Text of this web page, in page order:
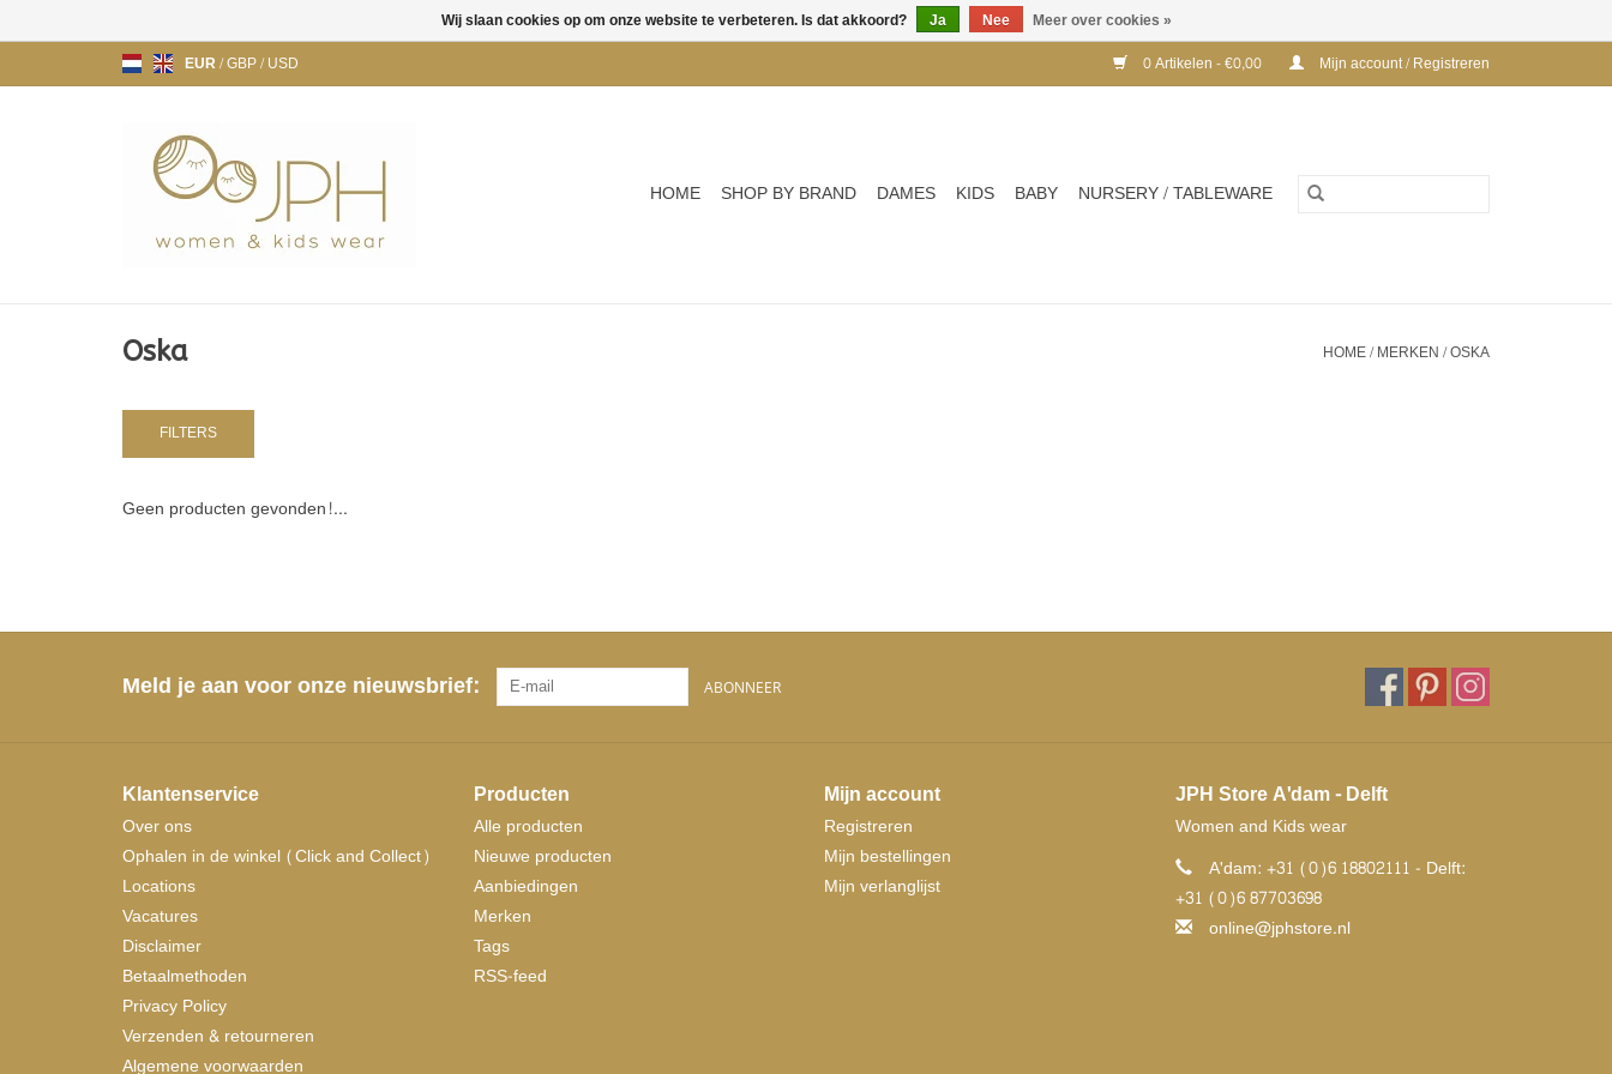
EUR/GBP/USD 0 Artikelen - €0,00 Mijn account / Registreren
HOME SHOP BY BRAND DAMES KIDS BABY NURSERY / TABLEWARE
Oska HOME/MERKEN/OSKA
FILTERS
Geen producten gevonden!...
Meld je aan voor onze nieuwsbrief: ABONNEER
Klantenservice
Over ons
Ophalen in de winkel (Click and Collect)
Locations
Vacatures
Disclaimer
Betaalmethoden
Privacy Policy
Verzenden & retourneren
Algemene voorwaarden
Producten
Alle producten
Nieuwe producten
Aanbiedingen
Merken
Tags
RSS-feed
Mijn account
Registreren
Mijn bestellingen
Mijn verlanglijst
JPH Store A'dam - Delft
Women and Kids wear
A'dam: +31 (0)6 18802111 - Delft:
+31 (0)6 87703698
online@jphstore.nl
Wij slaan cookies op om onze website te verbeteren. Is dat akkoord? Ja Nee Meer over cookies »